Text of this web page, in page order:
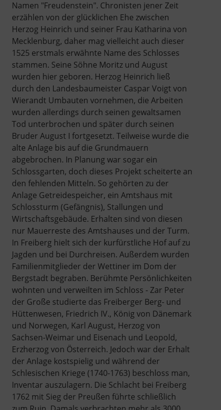
Namen "Freudenstein". Chronisten jener Zeit
erzählen von der glücklichen Ehe zwischen
Herzog Heinrich und seiner Frau Katharina von
Mecklenburg, daher mag vielleicht auch dieser
1525 erstmals erwähnte Name des Schlosses
stammen. Seine Söhne Moritz und August
wurden hier geboren. Herzog Heinrich ließ
durch den Landesbaumeister Caspar Voigt von
Wierandt Umbauten vornehmen, die Arbeiten
wurden allerdings durch seinen gewaltsamen
Tod unterbrochen und später durch seinen
Bruder August I fortgesetzt. Teilweise wurde die
alte Anlage bis auf die Grundmauern
abgebrochen. In Planung war sogar ein
Schlossgarten, doch dieses Projekt scheiterte an
den fehlenden Mitteln. So gehörten zu der
Anlage Getreidespeicher, ein Amtshaus mit
Schlossturm (Gefängnis), Stallungen und
Wirtschaftsgebäude. Erhalten sind von diesen
nur Mauerreste des Amtshauses und der Turm.
In Freiberg hielt sich der kurfürstliche Hof auf zu
Jagden und bei Durchreisen. Außerdem wurden
Familienmitglieder der Wettiner im Dom der
Bergstadt begraben. Berühmte Persönlichkeiten
wohnten und verweilten im Schloss - Zar Peter
der Große studierte das Freiberger Berg- und
Hüttenwesen, Friedrich IV., König von Dänemark
und Norwegen, Karl August, Herzog von
Sachsen-Weimar und Eisenach und Leopold,
Erzherzog von Österreich. Jedoch war der Erhalt
der Anlage kostspielig und während der
Schlesischen Kriege (1740-1763) beschloss man,
Inventar auszulagern. Die Schlacht bei Freiberg
1762 mit Sieg der Preußen führte schließlich